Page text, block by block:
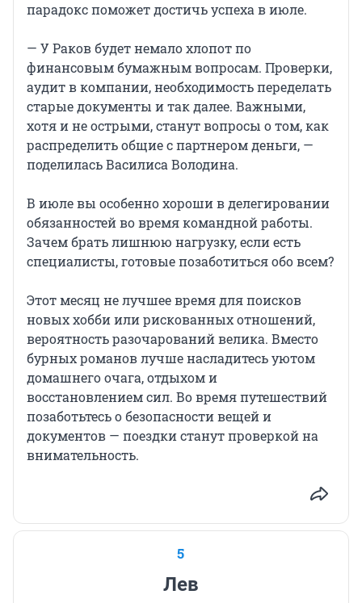
парадокс поможет достичь успеха в июле.
— У Раков будет немало хлопот по
финансовым бумажным вопросам. Проверки,
аудит в компании, необходимость переделать
старые документы и так далее. Важными,
хотя и не острыми, станут вопросы о том, как
распределить общие с партнером деньги, —
поделилась Василиса Володина.
В июле вы особенно хороши в делегировании
обязанностей во время командной работы.
Зачем брать лишнюю нагрузку, если есть
специалисты, готовые позаботиться обо всем?
Этот месяц не лучшее время для поисков
новых хобби или рискованных отношений,
вероятность разочарований велика. Вместо
бурных романов лучше насладитесь уютом
домашнего очага, отдыхом и
восстановлением сил. Во время путешествий
позаботьтесь о безопасности вещей и
документов — поездки станут проверкой на
внимательность.
5
Лев